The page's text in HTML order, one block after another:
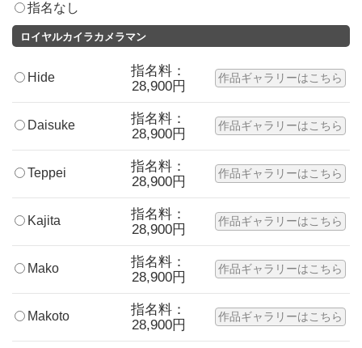
指名なし
ロイヤルカイラカメラマン
Hide
指名料：
28,900円
作品ギャラリーはこちら
Daisuke
指名料：
28,900円
作品ギャラリーはこちら
Teppei
指名料：
28,900円
作品ギャラリーはこちら
Kajita
指名料：
28,900円
作品ギャラリーはこちら
Mako
指名料：
28,900円
作品ギャラリーはこちら
Makoto
指名料：
28,900円
作品ギャラリーはこちら